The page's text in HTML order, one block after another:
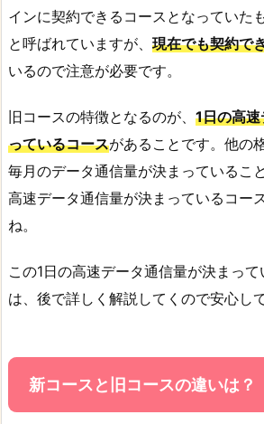
インに契約できるコースとなっていた
と呼ばれていますが、 現在でも契約で
いるので注意が必要です。
旧コースの特徴となるのが、 1日の高
っているコースがあることです。他の
毎月のデータ通信量が決まっているこ
高速データ通信量が決まっているコー
ね。
この1日の高速データ通信量が決まっ
は、後で詳しく解説してくので安心し
新コースと旧コースの違いは？